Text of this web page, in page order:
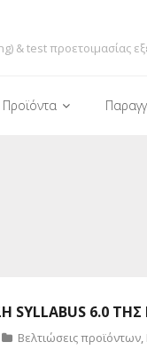
& test προετοιμασίας
Προϊόντα
SYLLABUS 6.0 ΤΗΣ
Βελτιώσεις προϊόντων,